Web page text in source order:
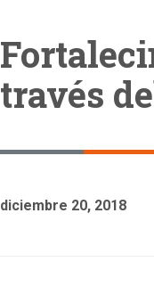
través
diciembre 20, 2018